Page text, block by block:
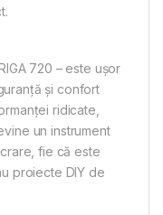
720 – este ușor
și confort
ridicate,
un instrument
fie că este
proiecte DIY de